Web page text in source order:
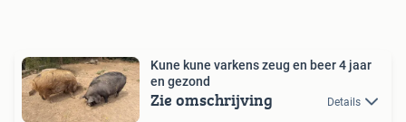
Kune kune varkens zeug en beer 4 jaar
en gezond
Zie omschrijving Details